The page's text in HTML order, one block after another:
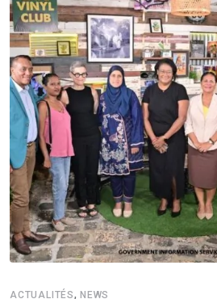
ACTUALITÉS, NEWS